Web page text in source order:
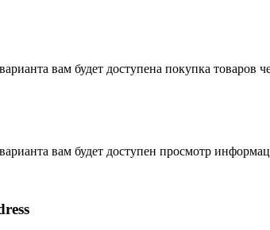
вам будет доступена покупка товаров
вам будет доступен просмотр